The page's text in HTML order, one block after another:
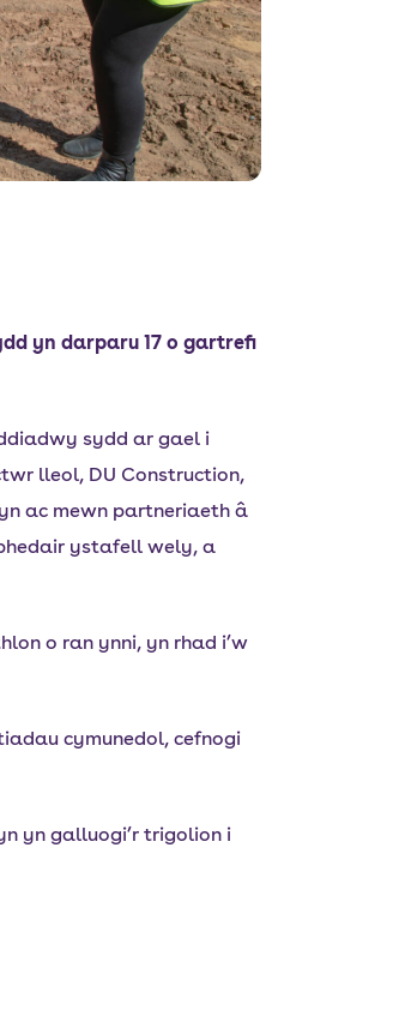
yn darparu 17 o gartrefi
sydd ar gael i
lleol, DU Construction,
ac mewn partneriaeth â
ystafell wely, a
o ran ynni, yn rhad i’w
cymunedol, cefnogi
yn galluogi’r trigolion i